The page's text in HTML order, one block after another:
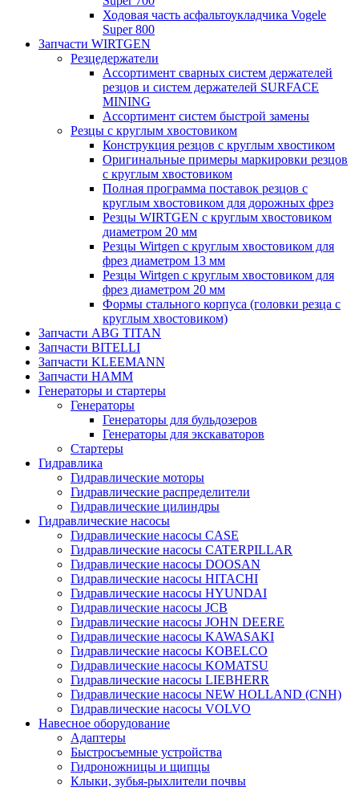
Ходовая часть асфальтоукладчика Vogele
Super 800
Запчасти WIRTGEN
Резцедержатели
Ассортимент сварных систем держателей
резцов и систем держателей SURFACE
MINING
Ассортимент систем быстрой замены
Резцы с круглым хвостовиком
Конструкция резцов с круглым хвостиком
Оригинальные примеры маркировки резцов
с круглым хвостовиком
Полная программа поставок резцов с
круглым хвостовиком для дорожных фрез
Резцы WIRTGEN с круглым хвостовиком
диаметром 20 мм
Резцы Wirtgen с круглым хвостовиком для
фрез диаметром 13 мм
Резцы Wirtgen с круглым хвостовиком для
фрез диаметром 20 мм
Формы стального корпуса (головки резца с
круглым хвостовиком)
Запчасти ABG TITAN
Запчасти BITELLI
Запчасти KLEEMANN
Запчасти HAMM
Генераторы и стартеры
Генераторы
Генераторы для бульдозеров
Генераторы для экскаваторов
Стартеры
Гидравлика
Гидравлические моторы
Гидравлические распределители
Гидравлические цилиндры
Гидравлические насосы
Гидравлические насосы CASE
Гидравлические насосы CATERPILLAR
Гидравлические насосы DOOSAN
Гидравлические насосы HITACHI
Гидравлические насосы HYUNDAI
Гидравлические насосы JCB
Гидравлические насосы JOHN DEERE
Гидравлические насосы KAWASAKI
Гидравлические насосы KOBELCO
Гидравлические насосы KOMATSU
Гидравлические насосы LIEBHERR
Гидравлические насосы NEW HOLLAND (CNH)
Гидравлические насосы VOLVO
Навесное оборудование
Адаптеры
Быстросъемные устройства
Гидроножницы и щипцы
Клыки, зубья-рыхлители почвы